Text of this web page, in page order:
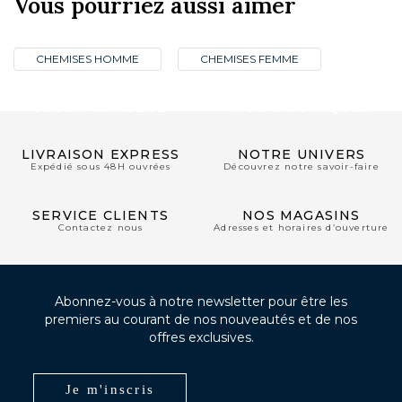
CHEMISES HOMME CHEMISES FEMME
LIVRAISON EXPRESS
Expédié sous 48H ouvrées
NOTRE UNIVERS
Découvrez notre savoir-faire
SERVICE CLIENTS
Contactez nous
NOS MAGASINS
Adresses et horaires d’ouverture
Abonnez-vous à notre newsletter pour être les
premiers au courant de nos nouveautés et de nos
offres exclusives.
Je m'inscris